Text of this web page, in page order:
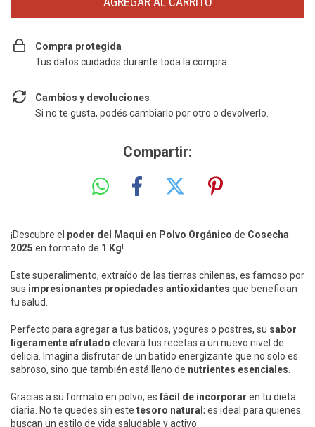
Compra protegida
Tus datos cuidados durante toda la compra.
Cambios y devoluciones
Si no te gusta, podés cambiarlo por otro o devolverlo.
Compartir:
¡Descubre el poder del Maqui en Polvo Orgánico de Cosecha
2025 en formato de 1 Kg!
Este superalimento, extraído de las tierras chilenas, es famoso por
sus impresionantes propiedades antioxidantes que benefician
tu salud.
Perfecto para agregar a tus batidos, yogures o postres, su sabor
ligeramente afrutado elevará tus recetas a un nuevo nivel de
delicia. Imagina disfrutar de un batido energizante que no solo es
sabroso, sino que también está lleno de nutrientes esenciales
Gracias a su formato en polvo, es fácil de incorporar en tu dieta
diaria. No te quedes sin este tesoro natural ; es ideal para quienes
buscan un estilo de vida saludable y activo.